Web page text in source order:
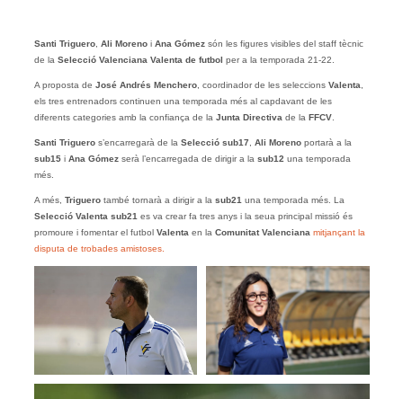
Santi Triguero, Ali Morenoi Ana Gómez són les figures visibles del staff tècnic
de la Selecció Valenciana Valenta de futbol per a la temporada 21-22.
A proposta de José Andrés Menchero, coordinador de les seleccions Valenta
els tres entrenadors continuen una temporada més al capdavant de les
diferents categories amb la confiança de la Junta Directiva de la FFCV.
Santi Trigueros’encarregarà de la Selecció sub17 Ali Morenoportarà a la
sub15i Ana Gómez serà l’encarregada de dirigir a la sub12 una temporada
més.
A més, Triguero també tornarà a dirigir a la sub21 una temporada més. La
Selecció Valenta sub21 es va crear fa tres anys i la seua principal missió és
promoure i fomentar el futbol Valenta en la Comunitat Valenciana mitjançant la
disputa de trobades amistoses.